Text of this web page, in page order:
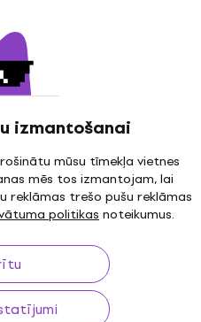
izmantošanai
mūsu tīmekļa vietnes
mēs tos izmantojam, lai
reklāmas trešo pušu reklāmas
politikas noteikumus.
Patch